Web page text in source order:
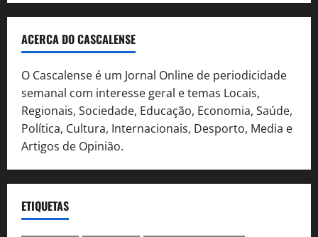
ACERCA DO CASCALENSE
O Cascalense é um Jornal Online de periodicidade
semanal com interesse geral e temas Locais,
Regionais, Sociedade, Educação, Economia, Saúde,
Política, Cultura, Internacionais, Desporto, Media e
Artigos de Opinião.
ETIQUETAS